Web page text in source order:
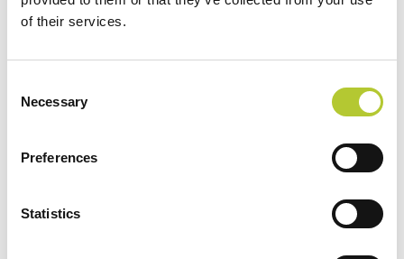
of their services.
Selection
Necessary
Preferences
Statistics